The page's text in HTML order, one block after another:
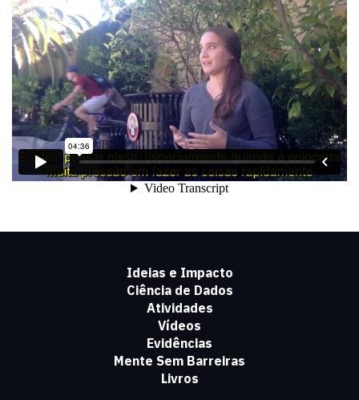
Ideias e Impacto
Ciência de Dados
Atividades
Vídeos
Evidências
Mente Sem Barreiras
Livros